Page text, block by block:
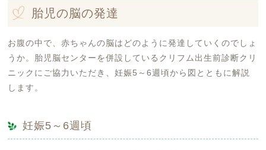
胎児の脳の発達
お腹の中で、赤ちゃんの脳はどのように発達していくのでしょ
うか。胎児脳センターを併設しているクリフム出生前診断クリ
ニックにご協力いただき、妊娠5～6週頃から図とともに解説
します。
妊娠5～6週頃